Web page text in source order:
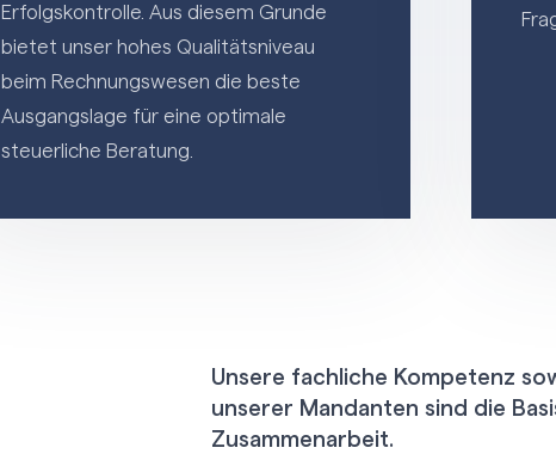
Erfolgskontrolle. Aus diesem Grunde
bietet unser hohes Qualitätsniveau
beim Rechnungswesen die beste
Ausgangslage für eine optimale
steuerliche Beratung.
Unsere fachliche Kompetenz
unserer Mandanten sind die
Zusammenarbeit.